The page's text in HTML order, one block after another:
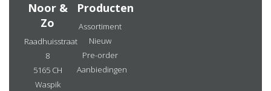
Noor &
Zo
Raadhuisstraat
8
5165 CH
Waspik
Producten
Assortiment
Nieuw
Pre-order
Aanbiedingen